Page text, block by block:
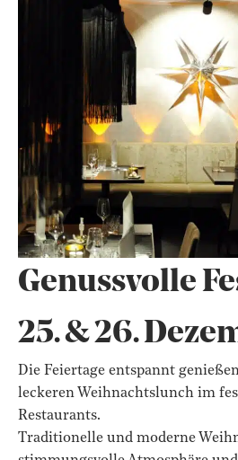
Genussvolle
25. & 26.
Die Feiertage entspannt
leckeren Weihnachtslunch im
Restaurants.
Traditionelle und moderne